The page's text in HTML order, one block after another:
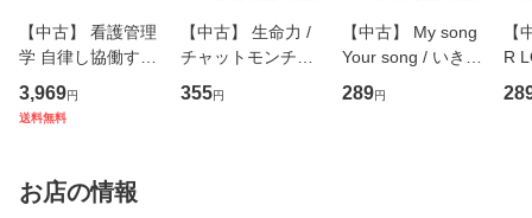
【中古】 看護管理
学 自律し協働する
専門職の看護マネ
ジメントスキル 改
恵 藤本幸三 / 南江
堂 [単行
3,969円
送料無料
【中古】 生命力 /
チャットモンチー /
キューンレコード
[CD]【メール便送
355円
【中古】 My song
Your song / いきも
のがかり / [CD]
【メール便送料無
289円
【
R
産
お店の情報